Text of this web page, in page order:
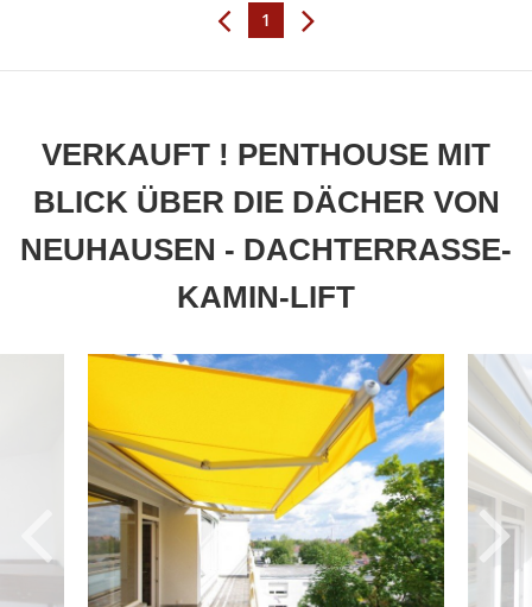
1
VERKAUFT ! PENTHOUSE MIT
BLICK ÜBER DIE DÄCHER VON
NEUHAUSEN - DACHTERRASSE-
KAMIN-LIFT